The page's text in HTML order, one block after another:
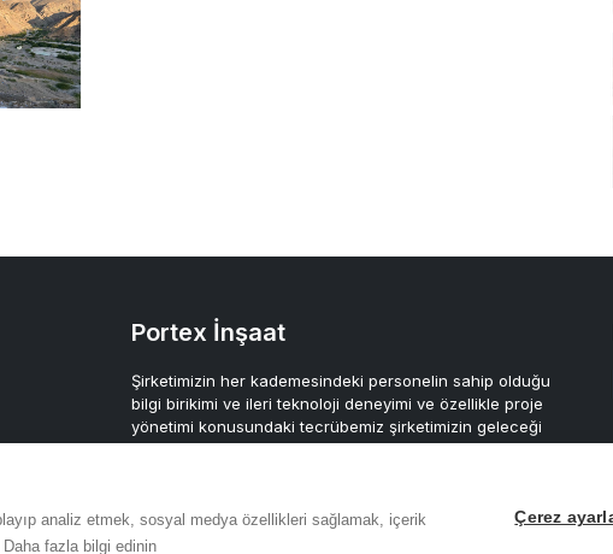
Portex İnşaat
Şirketimizin her kademesindeki personelin sahip olduğu
bilgi birikimi ve ileri teknoloji deneyimi ve özellikle proje
yönetimi konusundaki tecrübemiz şirketimizin geleceği
açısından en büyük güvencemizdir.
analiz etmek, sosyal medya özellikleri sağlamak, içerik
Daha fazla bilgi edinin
Çerez